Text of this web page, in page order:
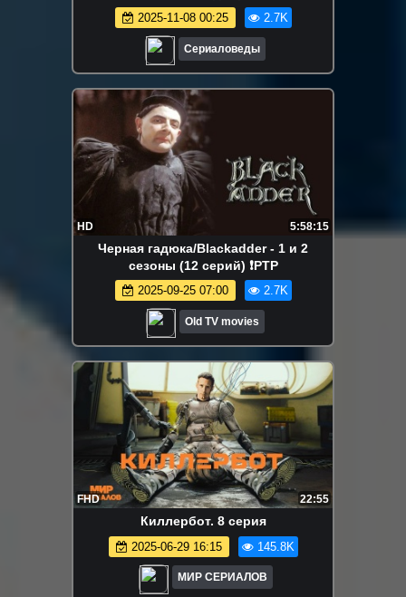
2025-11-08 00:25 2.7K
Сериаловеды
HD 5:58:15
Черная гадюка/Blackadder - 1 и 2
сезоны (12 серий) ❗РТР
2025-09-25 07:00 2.7K
Old TV movies
FHD 22:55
Киллербот. 8 серия
2025-06-29 16:15 145.8K
МИР СЕРИАЛОВ